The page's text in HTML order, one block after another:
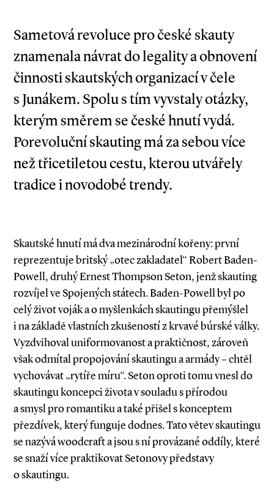
Sametová revoluce pro české skauty
znamenala návrat do legality a obnovení
činnosti skautských organizací v čele
s Junákem. Spolu s tím vyvstaly otázky,
kterým směrem se české hnutí vydá.
Porevoluční skauting má za sebou více
než třicetiletou cestu, kterou utvářely
tradice i novodobé trendy.
Skautské hnutí má dva mezinárodní kořeny: první
reprezentuje britský „otec zakladatel“ Robert Baden­-
Powell, druhý Ernest Thompson Seton, jenž skauting
rozvíjel ve Spojených státech. Baden­-Powell byl po
celý život voják a o myšlenkách skautingu přemýšlel
i na základě vlastních zkušeností z krvavé búrské války.
Vyzdvihoval uniformovanost a praktičnost, zároveň
však odmítal propojování skautingu a armády – chtěl
vychovávat „rytíře míru“. Seton oproti tomu vnesl do
skautingu koncepci života v souladu s přírodou
a smysl pro romantiku a také přišel s konceptem
přezdívek, který funguje dodnes. Tato větev skautingu
se nazývá woodcraft a jsou s ní provázané oddíly, které
se snaží více praktikovat Setonovy představy
o skautingu.